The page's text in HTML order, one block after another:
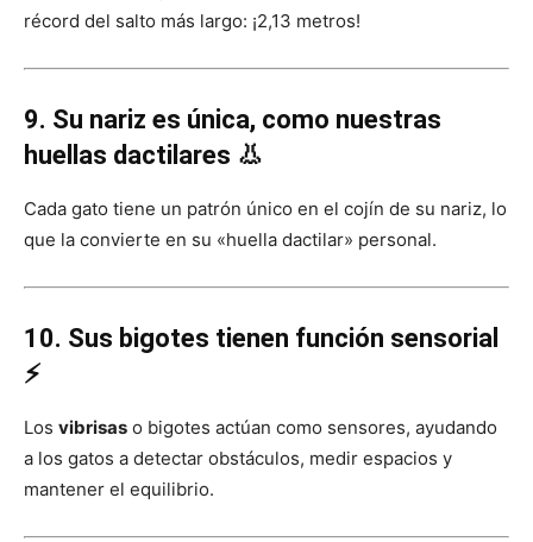
récord del salto más largo: ¡2,13 metros!
9. Su nariz es única, como nuestras
huellas dactilares 👃
Cada gato tiene un patrón único en el cojín de su nariz, lo
que la convierte en su «huella dactilar» personal.
10. Sus bigotes tienen función sensorial
⚡
Los vibrisas o bigotes actúan como sensores, ayudando
a los gatos a detectar obstáculos, medir espacios y
mantener el equilibrio.